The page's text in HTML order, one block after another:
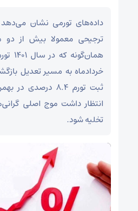
داده‌های تورمی نشان
ترجیحی معمولا بیش از دو
خردادماه به مسیر تعدیل
انتظار داشت موج اصلی
تخلیه شود.